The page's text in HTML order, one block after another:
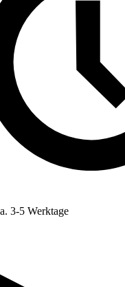
3-5 Werktage